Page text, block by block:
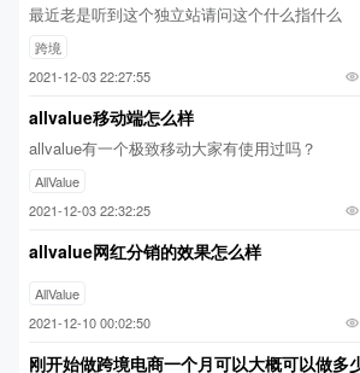
最近老是听到这个独立站请问这个什么指什么
跨境
2021-12-03 22:27:55
allvalue移动端怎么样
allvalue有一个极致移动大家有使用过吗？
AllValue
2021-12-03 22:32:25
allvalue网红分销的效果怎么样
AllValue
2021-12-10 00:02:50
刚开始做跨境电商一个月可以大概可以做多